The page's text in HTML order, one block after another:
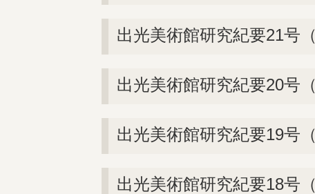
出光美術館研究紀要21号
出光美術館研究紀要20号
出光美術館研究紀要19号
出光美術館研究紀要18号